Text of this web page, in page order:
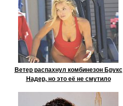
Ветер распахнул комбинезон Брукс
Надер, но это её не смутило